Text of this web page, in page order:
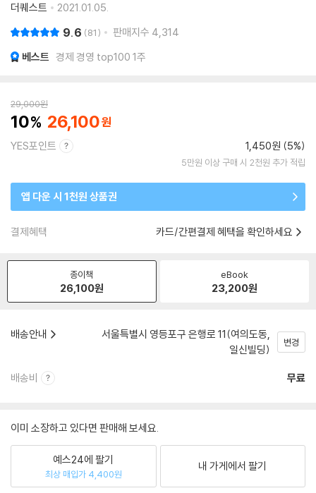
더퀘스트
2021.01.05.
9.6 81 판매지수 4,314
베스트 경제 경영 top100 1주
29,000원
10 26,100
YES포인트 1,450원 (5%)
5만원 이상 구매 시 2천원 추가 적립
앱 다운 시 1천원 상품권
결제혜택 카드/간편결제 혜택을 확인하세요
종이책
26,100원
eBook
23,200원
배송안내
서울특별시 영등포구 은행로 11(여의도동,
일신빌딩)
변경
배송비 무료
이미 소장하고 있다면 판매해 보세요.
예스24에 팔기
최상 매입가 4,400원
내 가게에서 팔기